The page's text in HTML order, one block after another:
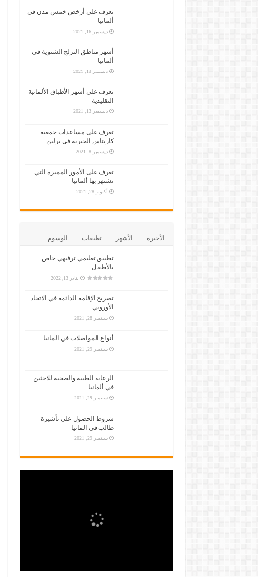
تطبيق مترجم فوري لأكثر من 100 لغة
كل ما تحتاج معرفته حول تأشيرة وتصاريح العمل في
الحصول على تصريح العمل في ألمانيا
تعرف على أرخص خمس مدن في
ألمانيا
ديسمبر 16, 2021
أشهر مناطق التزلج الشتوية في
ألمانيا
ديسمبر 13, 2021
تعرف على أشهر الأطباق الألمانية
التقليدية
ديسمبر 13, 2021
تعرف على مساعدات جمعية
كاريتاس الخيرية في برلين
ديسمبر 8, 2021
تعرف على الأمور المميزة التي
تشتهر بها ألمانيا
أكتوبر 28, 2021
الأخيرة الأشهر تعليقات الوسوم
تطبيق تعليمي ترفيهي خاص
بالأطفال
يناير 13, 2022
تصريح الإقامة الدائمة في الاتحاد
الأوروبي
سبتمبر 28, 2021
أنواع المواصلات في المانيا
سبتمبر 29, 2021
الرعاية الطبية والصحية للاجئين
في ألمانيا
سبتمبر 29, 2021
شروط الحصول على تأشيرة
طالب في المانيا
سبتمبر 29, 2021